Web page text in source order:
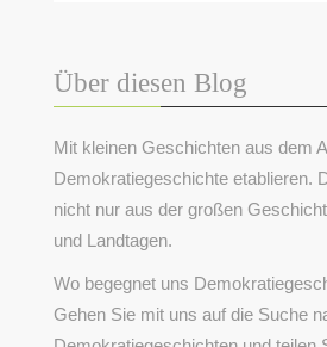
Über diesen Blog
Mit kleinen Geschichten aus dem
Demokratiegeschichte etablieren.
nicht nur aus der großen
und Landtagen.
Wo begegnet uns
Gehen Sie mit uns auf die Suche